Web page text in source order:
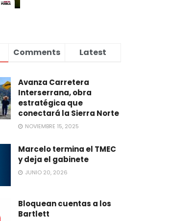
Comments Latest
Avanza Carretera
Interserrana, obra
estratégica que
conectará la Sierra Norte
NOVIEMBRE 15, 2025
Marcelo termina el TMEC
y deja el gabinete
JUNIO 20, 2026
Bloquean cuentas a los
Bartlett